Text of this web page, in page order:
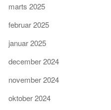
marts 2025
februar 2025
januar 2025
december 2024
november 2024
oktober 2024